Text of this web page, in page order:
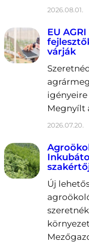
2026.08.01.
EU
várják
Megnyílt
2026.07.20.
Új